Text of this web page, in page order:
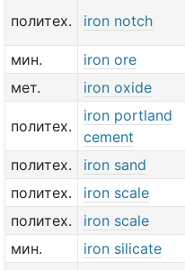
политех. iron notch
мин.
iron ore
мет.
iron oxide
политех.
iron portland
cement
политех. iron sand
политех.
iron scale
политех.
iron scale
мин.
iron silicate